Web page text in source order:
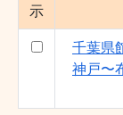
示
千葉県
神戸〜